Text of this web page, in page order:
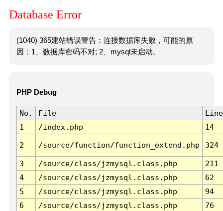
Database Error
(1040) 365建站错误警告：连接数据库失败，可能的原
因：1、数据库密码不对; 2、mysql未启动。
PHP Debug
No. File
Line
1
/index.php 14
2 /source/function/function_extend.php 324
3 /source/class/jzmysql.class.php
211
4
/source/class/jzmysql.class.php
62
5
/source/class/jzmysql.class.php
94
6
/source/class/jzmysql.class.php 76